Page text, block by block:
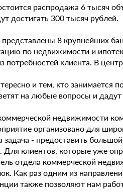
распродажа 6 тысяч
достигать 300 тысяч рублей.
8 крупнейших
по недвижимости и
потребностей клиента. В
и тем, кто
на любые вопросы и
недвижимости
организовано для
- предоставить
Для клиентов, которые уже
отдела коммерческой
Как раз одним из
также позволяют нам